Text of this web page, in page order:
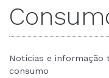
Notícias e informação
consumo